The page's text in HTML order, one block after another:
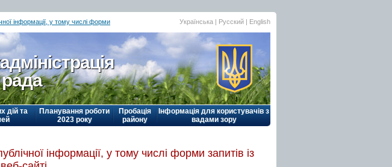
інформації, у тому числі форми
Українська | Русский | English
дій та
Планування роботи
2023 року
Пробація
району
Інформація для користувачів з
вадами зору
інформації, у тому числі форми запитів із